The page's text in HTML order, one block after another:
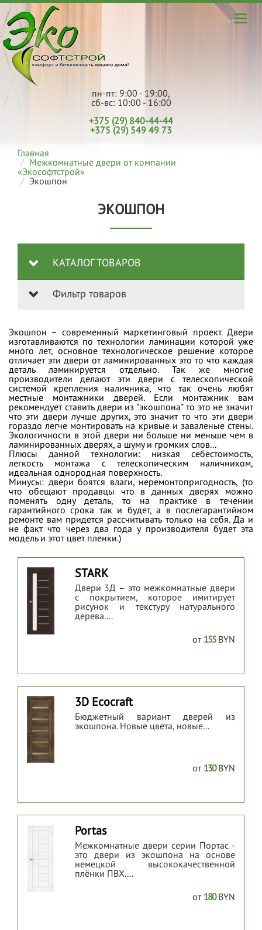
пн-пт: 9:00 - 19:00,
сб-вс: 10:00 - 16:00
+375 (29) 840-44-44
+375 (29) 549 49 73
Главная
Межкомнатные двери от компании
«Экософтстрой»
Экошпон
ЭКОШПОН
КАТАЛОГ ТОВАРОВ
Фильтр товаров
Экошпон – современный маркетинговый проект. Двери
изготавливаются по технологии ламинации которой уже
много лет, основное технологическое решение которое
отличает эти двери от ламинированных это то что каждая
деталь ламинируется отдельно. Так же многие
производители делают эти двери с телескопической
системой крепления наличника, что так очень любят
местные монтажники дверей. Если монтажник вам
рекомендует ставить двери из "экошпона" то это не значит
что эти двери лучше других, это значит то что эти двери
гораздо легче монтировать на кривые и заваленые стены.
Экологичности в этой двери ни больше ни меньше чем в
ламинированных дверях, а шуму и громких слов...
Плюсы данной технологии: низкая себестоимость,
легкость монтажа с телескопическим наличником,
идеальная однородная поверхность.
Минусы: двери боятся влаги, неремонтопригодность, (то
что обещают продавцы что в данных дверях можно
поменять одну деталь, то на практике в течении
гарантийного срока так и будет, а в послегарантийном
ремонте вам придется рассчитывать только на себя. Да и
не факт что через два года у производителя будет эта
модель и этот цвет пленки.)
STARK
Двери 3Д – это межкомнатные двери
с покрытием, которое имитирует
рисунок и текстуру натурального
дерева....
от 155BYN
3D Ecoсraft
Бюджетный вариант дверей из
экошпона. Новые цвета, новые...
от 130BYN
Portas
Межкомнатные двери серии Портас -
это двери из экошпона на основе
немецкой высококачественной
плёнки ПВХ....
от 180BYN